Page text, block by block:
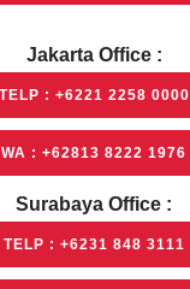
Jakarta Office :
TELP : +6221 2258 0000
WA : +62813 8222 1976
Surabaya Office :
TELP : +6231 848 3111